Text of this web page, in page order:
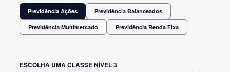
Previdência Ações Previdência Balanceados
Previdência Multimercado Previdência Renda Fixa
ESCOLHA UMA CLASSE NÍVEL 3